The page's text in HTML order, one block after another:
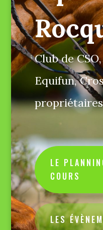
Club de
Equifun,
LE
COURS
LES